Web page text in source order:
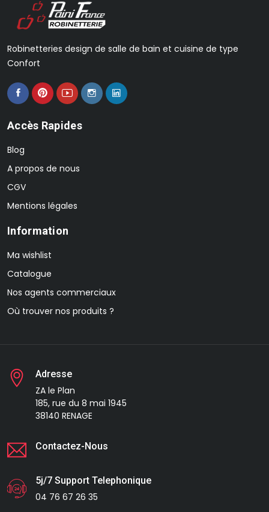
Robinetteries design de salle de bain et cuisine de type
Confort
Accès Rapides
Blog
A propos de nous
CGV
Mentions légales
Information
Ma wishlist
Catalogue
Nos agents commerciaux
Où trouver nos produits ?
Adresse
ZA le Plan
185, rue du 8 mai 1945
38140 RENAGE
Contactez-Nous
5j/7 Support Telephonique
04 76 67 26 35